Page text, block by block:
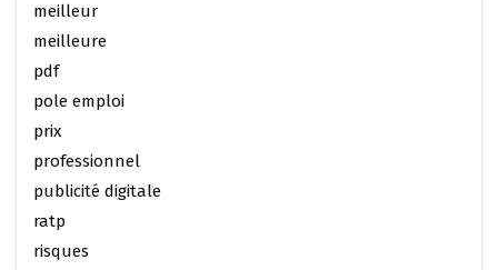
meilleur
meilleure
pdf
pole emploi
prix
professionnel
publicité digitale
ratp
risques